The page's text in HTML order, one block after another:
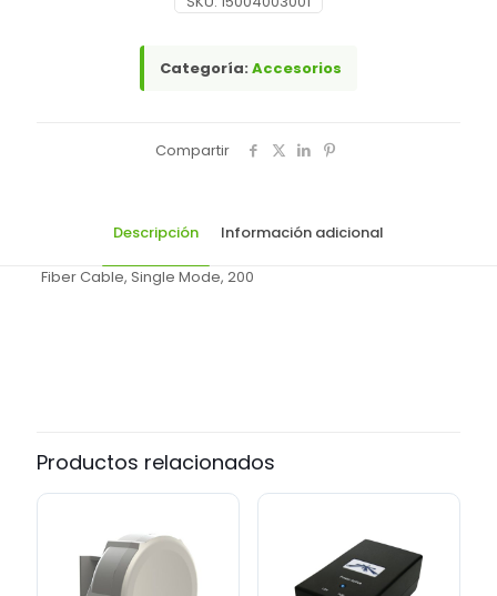
Categoría: Accesorios
Compartir
Descripción Información adicional
Fiber Cable, Single Mode, 200
Productos relacionados